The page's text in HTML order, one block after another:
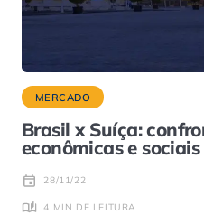
MERCADO
Brasil x Suíça:
econômicas e sociais
28/11/22
4 MIN DE LEITURA